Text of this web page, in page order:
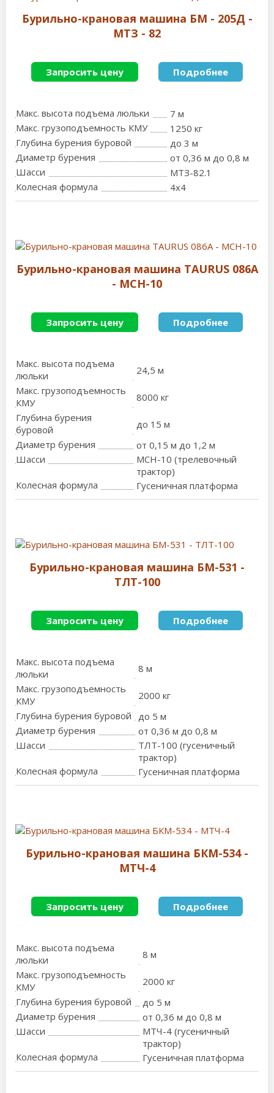
Бурильно-крановая машина БМ - 205Д -
МТЗ - 82
Запросить цену Подробнее
Макс. высота подъема люльки
7 м
Макс. грузоподъемность КМУ
1250 кг
Глубина бурения буровой
до 3 м
Диаметр бурения
от 0,36 м до 0,8 м
Шасси
МТЗ-82.1
Колесная формула
4x4
Бурильно-крановая машина TAURUS 086A
- MCH-10
Запросить цену Подробнее
Макс. высота подъема
люльки
24,5 м
Макс. грузоподъемность
КМУ
8000 кг
Глубина бурения
буровой
до 15 м
Диаметр бурения
от 0,15 м до 1,2 м
Шасси
МСН-10 (трелевочный
трактор)
Колесная формула
Гусеничная платформа
Бурильно-крановая машина БМ-531 -
ТЛТ-100
Запросить цену Подробнее
Макс. высота подъема
люльки
8 м
Макс. грузоподъемность
КМУ
2000 кг
Глубина бурения буровой до 5 м
Диаметр бурения
от 0,36 м до 0,8 м
Шасси
ТЛТ-100 (гусеничный
трактор)
Колесная формула
Гусеничная платформа
Бурильно-крановая машина БКМ-534 -
МТЧ-4
Запросить цену Подробнее
Макс. высота подъема
люльки
8 м
Макс. грузоподъемность
КМУ
2000 кг
Глубина бурения буровой
до 5 м
Диаметр бурения
от 0,36 м до 0,8 м
Шасси
МТЧ-4 (гусеничный
трактор)
Колесная формула
Гусеничная платформа